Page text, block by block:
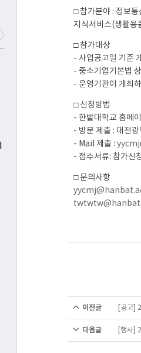
예비창업패키지(사업화)
MVP 제작지원
지역연합 창업활성화Ⅰ-
지역연합 창업활성화 Ⅱ-
RE-mastering​
□ 참가분야 : 정보
지식서비스(생활용
□ 참가대상
- 사업공고일 기준
- 중소기업기본법
- 운영기관이 개최
□ 신청방법
- 한밭대학교 홈페
- 방문 제출 : 대전
- Mail 제출 :
- 접수서류: 참가신
□ 문의사항
이전글 [공고]
다음글 [행사]